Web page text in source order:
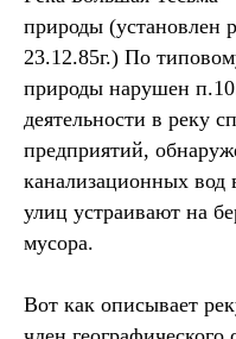
природы (установлен
23.12.85г.) По
природы нарушен
деятельности в реку
предприятий,
канализационных
улиц устраивают на
мусора.
Вот как описывает